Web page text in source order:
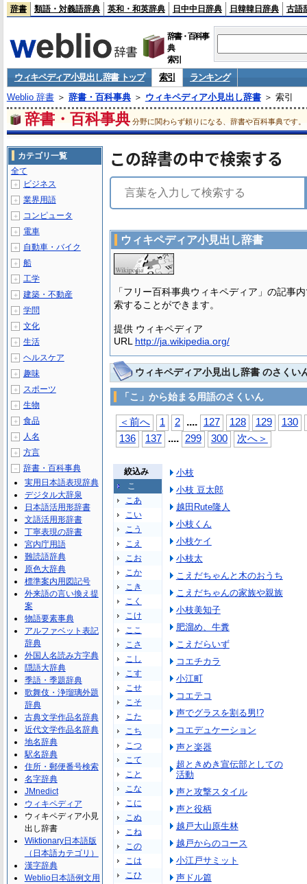
辞書 類語・対義語辞典 英和・和英辞典 日中中日辞典 日韓韓日辞典 古語
辞書・百科事
典
索引
ウィキペディア小見出し辞書 トップ 索引
ランキング
Weblio 辞書＞ 辞書・百科事典＞ ウィキペディア小見出し辞書＞ 索引
辞書・百科事典 分野に関わらず頼りになる、辞書や百科事典です。
この辞書の中で検索する
ウィキペディア小見出し辞書
「フリー百科事典ウィキペディア」の記事
索することができます。
提供 ウィキペディア
URL http://ja.wikipedia.org/
ウィキペディア小見出し辞書 のさくい
「こ」から始まる用語のさくいん
＜前へ 1 2 .... 127 128 129
130
136
137 .... 299 300 次へ＞
絞込み
こ
こあ
こい
こう
こえ
こお
こか
こき
こく
こけ
ここ
こさ
こし
こす
こせ
こそ
こた
こち
こつ
こて
こと
こな
こに
こぬ
こね
この
こは
こひ
小枝
小枝 豆太郎
越田Rute隆人
小枝くん
小枝ケイ
小枝太
こえだちゃんと木のおうち
こえだちゃんの家族や親族
小枝美知子
肥溜め、牛糞
こえだらいず
コエチカラ
小江町
コエテコ
声でグラスを割る男!?
コエデュケーション
声と楽器
超ときめき宣伝部としての
活動
声と攻撃スタイル
声と役柄
越戸大山原生林
越戸からのコース
小江戸サミット
声ドル篇
カテゴリ一覧
全て
＋ ビジネス
＋ 業界用語
＋ コンピュータ
＋ 電車
＋ 自動車・バイク
＋ 船
＋ 工学
＋ 建築・不動産
＋ 学問
＋ 文化
＋ 生活
＋ ヘルスケア
＋ 趣味
＋ スポーツ
＋ 生物
＋ 食品
＋ 人名
＋ 方言
－
辞書・百科事典
実用日本語表現辞典
デジタル大辞泉
日本語活用形辞書
文語活用形辞書
丁寧表現の辞書
宮内庁用語
難読語辞典
原色大辞典
標準案内用図記号
外来語の言い換え提
案
物語要素事典
アルファベット表記
辞典
外国人名読み方字典
隠語大辞典
季語・季題辞典
歌舞伎・浄瑠璃外題
辞典
古典文学作品名辞典
近代文学作品名辞典
地名辞典
駅名辞典
住所・郵便番号検索
名字辞典
JMnedict
ウィキペディア
ウィキペディア小見
出し辞書
Wiktionary日本語版
（日本語カテゴリ）
漢字辞典
Weblio日本語例文用